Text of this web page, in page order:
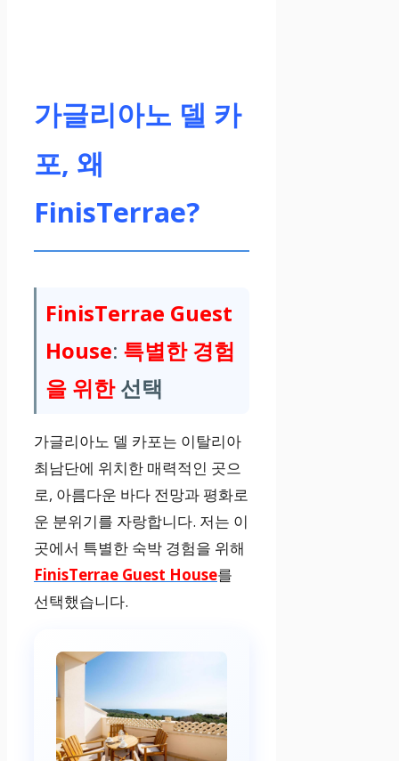
가글리아노 델 카
포, 왜
FinisTerrae?
FinisTerrae Guest
House: 특별한 경험
을 위한선택
가글리아노 델 카포는 이탈리아
최남단에 위치한 매력적인 곳으
로, 아름다운 바다 전망과 평화로
운 분위기를 자랑합니다. 저는 이
곳에서 특별한 숙박 경험을 위해
FinisTerrae Guest House를
선택했습니다.